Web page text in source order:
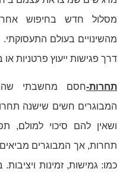
מסלול חדש בחיפוש
מהשינויים בעולם התעסוקתי.
דרך פגישות ייעוץ פרטניות
תחרות-חסם מחשבתי
המבוגרים חשים שישנה
ושאין להם סיכוי למולם,
תחרות, אך המבוגרים
כמו: גמישות, זמינות